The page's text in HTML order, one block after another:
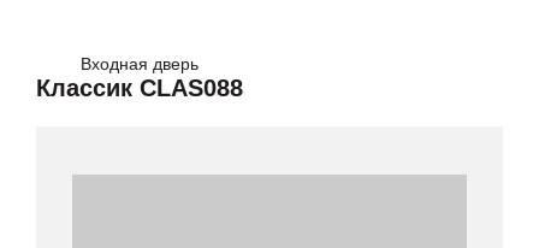
Входная дверь
Классик CLAS088